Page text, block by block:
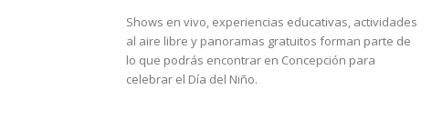
Shows en vivo, experiencias educativas, actividades
al aire libre y panoramas gratuitos forman parte de
lo que podrás encontrar en Concepción para
celebrar el Día del Niño.